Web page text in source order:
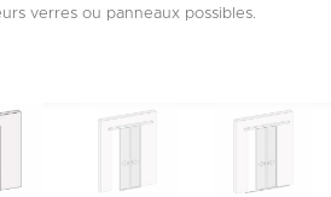
verres ou panneaux possibles.